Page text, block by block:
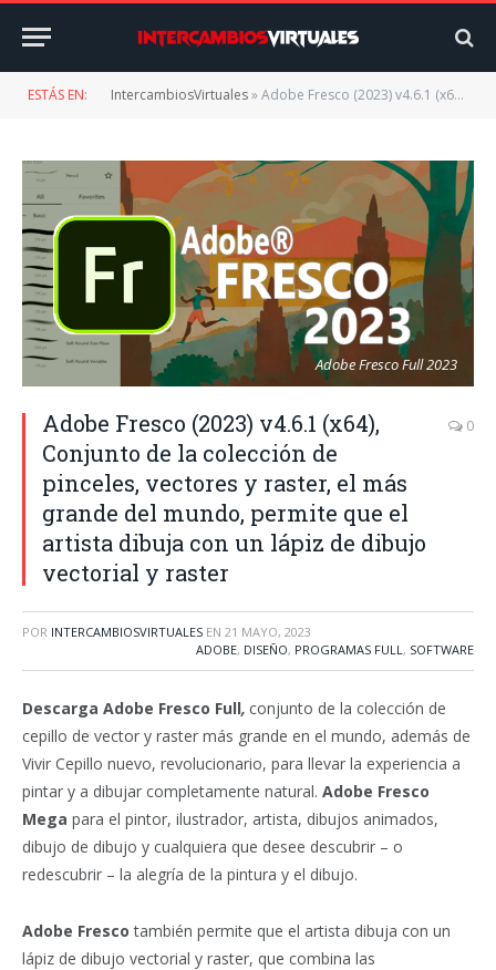
ESTÁS EN: IntercambiosVirtuales»Adobe Fresco (2023) v4.6.1 (x64), Conjunto de la colección de pinceles, vectores y raster, el más grande del mundo, permite que el artista dibuja con un lápiz de dibujo vectorial y raster
Adobe Fresco Full 2023
Adobe Fresco (2023) v4.6.1 (x64),
Conjunto de la colección de
pinceles, vectores y raster, el más
grande del mundo, permite que el
artista dibuja con un lápiz de dibujo
vectorial y raster
0
POR INTERCAMBIOSVIRTUALES EN 21 MAYO, 2023
ADOBE, DISEÑO, PROGRAMAS FULL, SOFTWARE
Descarga Adobe Fresco Full, conjunto de la colección de
cepillo de vector y raster más grande en el mundo, además de
Vivir Cepillo nuevo, revolucionario, para llevar la experiencia a
pintar y a dibujar completamente natural. Adobe Fresco
Mega para el pintor, ilustrador, artista, dibujos animados,
dibujo de dibujo y cualquiera que desee descubrir – o
redescubrir – la alegría de la pintura y el dibujo.
Adobe Fresco también permite que el artista dibuja con un
lápiz de dibujo vectorial y raster, que combina las